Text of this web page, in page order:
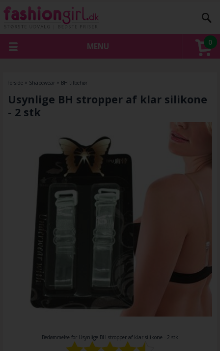
0
MENU
Forside » Shapewear» BH tilbehør
Usynlige BH stropper af klar silikone
- 2 stk
Bedømmelse for Usynlige BH stropper af klar silikone - 2 stk